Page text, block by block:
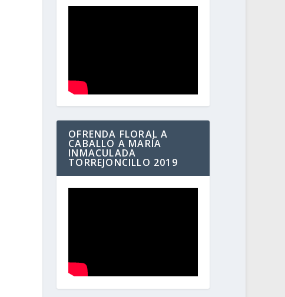
OFRENDA FLORAL A
CABALLO A MARÍA
INMACULADA
TORREJONCILLO 2019